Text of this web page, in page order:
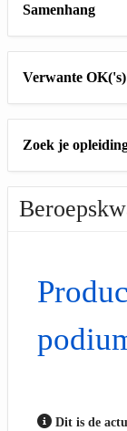
Samenhang
Verwante OK('s)
Zoek je
Dit is de